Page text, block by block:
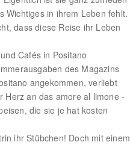
Wichtiges in ihrem Leben fehlt.
dass diese Reise ihr Leben
Cafés in Positano
des Magazins
angekommen, verliebt
Herz an das amore al limone -
die sie je hat kosten
ihr Stübchen! Doch mit einem